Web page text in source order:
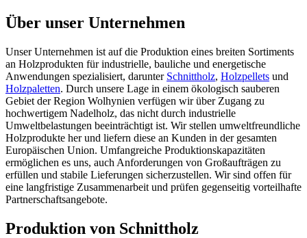
Über unser Unternehmen
Unser Unternehmen ist auf die Produktion eines breiten Sortiments
an Holzprodukten für industrielle, bauliche und energetische
Anwendungen spezialisiert, darunter Schnittholz, Holzpellets und
Holzpaletten. Durch unsere Lage in einem ökologisch sauberen
Gebiet der Region Wolhynien verfügen wir über Zugang zu
hochwertigem Nadelholz, das nicht durch industrielle
Umweltbelastungen beeinträchtigt ist. Wir stellen umweltfreundliche
Holzprodukte her und liefern diese an Kunden in der gesamten
Europäischen Union. Umfangreiche Produktionskapazitäten
ermöglichen es uns, auch Anforderungen von Großaufträgen zu
erfüllen und stabile Lieferungen sicherzustellen. Wir sind offen für
eine langfristige Zusammenarbeit und prüfen gegenseitig vorteilhafte
Partnerschaftsangebote.
Produktion von Schnittholz